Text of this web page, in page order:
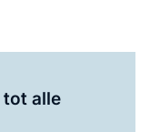
alle